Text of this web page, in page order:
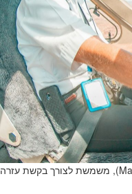
על פי פרוטוקולי בטיחות בתעופה, קריאת מצוקה במהלך הטיסה, המכונה קריאת מיידיי (Mayday), משמשת לצורך בקשת עזרה